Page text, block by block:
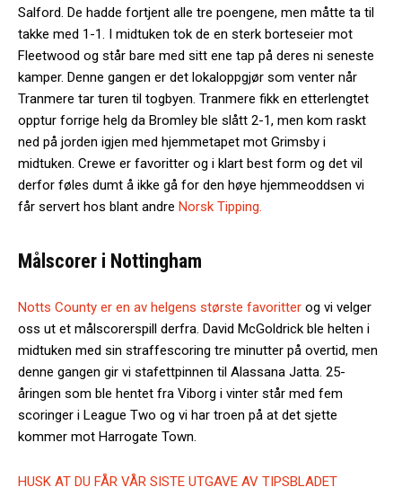
Salford. De hadde fortjent alle tre poengene, men måtte ta til
takke med 1-1. I midtuken tok de en sterk borteseier mot
Fleetwood og står bare med sitt ene tap på deres ni seneste
kamper. Denne gangen er det lokaloppgjør som venter når
Tranmere tar turen til togbyen. Tranmere fikk en etterlengtet
opptur forrige helg da Bromley ble slått 2-1, men kom raskt
ned på jorden igjen med hjemmetapet mot Grimsby i
midtuken. Crewe er favoritter og i klart best form og det vil
derfor føles dumt å ikke gå for den høye hjemmeoddsen vi
får servert hos blant andre Norsk Tipping.
Målscorer i Nottingham
Notts County er en av helgens største favoritter og vi velger
oss ut et målscorerspill derfra. David McGoldrick ble helten i
midtuken med sin straffescoring tre minutter på overtid, men
denne gangen gir vi stafettpinnen til Alassana Jatta. 25-
åringen som ble hentet fra Viborg i vinter står med fem
scoringer i League Two og vi har troen på at det sjette
kommer mot Harrogate Town.
HUSK AT DU FÅR VÅR SISTE UTGAVE AV TIPSBLADET